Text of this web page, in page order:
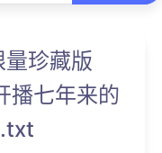
量珍藏版
播七年来的